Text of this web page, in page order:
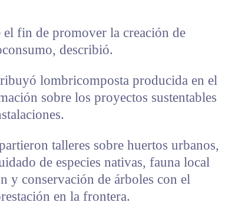
el fin de promover la creación de
describió.
lombricomposta producida en el
sobre los proyectos sustentables
talleres sobre huertos urbanos,
de especies nativas, fauna local
y conservación de árboles con el
en la frontera.